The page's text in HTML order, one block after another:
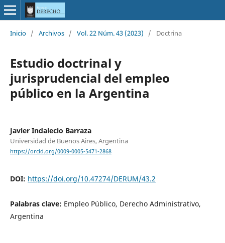
Inicio / Archivos / Vol. 22 Núm. 43 (2023) / Doctrina
Estudio doctrinal y
jurisprudencial del empleo
público en la Argentina
Javier Indalecio Barraza
Universidad de Buenos Aires, Argentina
https://orcid.org/0009-0005-5471-2868
DOI: https://doi.org/10.47274/DERUM/43.2
Palabras clave: Empleo Público, Derecho Administrativo,
Argentina